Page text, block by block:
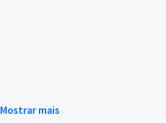
Mostrar mais